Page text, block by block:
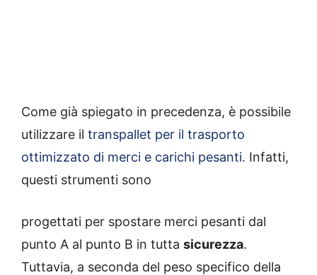
Come già spiegato in precedenza, è possibile
utilizzare il transpallet per il trasporto
ottimizzato di merci e carichi pesanti. Infatti,
questi strumenti sono
progettati per spostare merci pesanti dal
punto A al punto B in tutta sicurezza.
Tuttavia, a seconda del peso specifico della